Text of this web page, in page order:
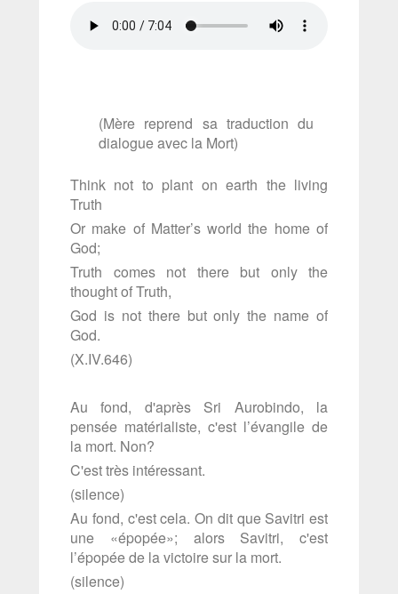
(Mère reprend sa traduction du
dialogue avec la Mort)
Think not to plant on earth the living
Truth
Or make of Matter’s world the home of
God;
Truth comes not there but only the
thought of Truth,
God is not there but only the name of
God.
(X.IV.646)
Au fond, d'après Sri Aurobindo, la
pensée matérialiste, c'est l’évangile de
la mort. Non?
C'est très intéressant.
(silence)
Au fond, c'est cela. On dit que Savitri est
une «épopée»; alors Savitri, c'est
l’épopée de la victoire sur la mort.
(silence)